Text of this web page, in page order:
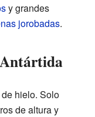
y grandes
jorobadas.
hielo. Solo
de altura y